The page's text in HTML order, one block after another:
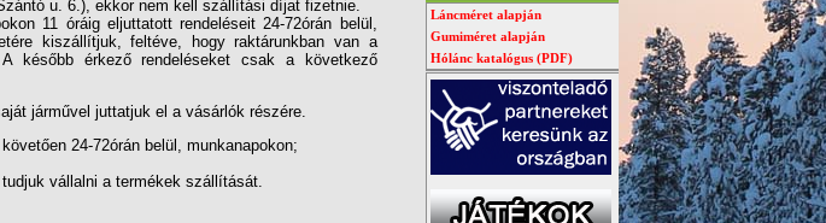
u. 6.), ekkor nem kell szállítási díjat fizetnie.
11 óráig eljuttatott rendeléseit 24-72órán belül,
kiszállítjuk, feltéve, hogy raktárunkban van a
később érkező rendeléseket csak a következő
járművel juttatjuk el a vásárlók részére.
24-72órán belül, munkanapokon;
vállalni a termékek szállítását.
Láncméret alapján
Gumiméret alapján
Hólánc katalógus (PDF)